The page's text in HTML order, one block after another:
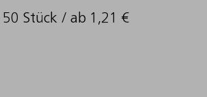
50 Stück / ab 1,21 €